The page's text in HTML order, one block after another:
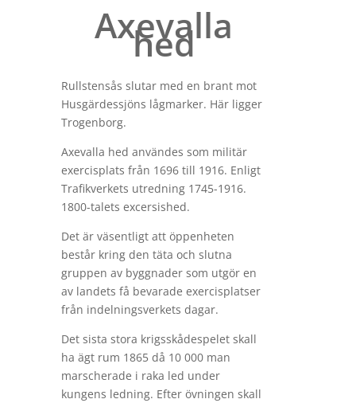
Axevalla
hed
Rullstensås slutar med en brant mot
Husgärdessjöns lågmarker. Här ligger
Trogenborg.
Axevalla hed användes som militär
exercisplats från 1696 till 1916. Enligt
Trafikverkets utredning 1745-1916.
1800-talets excersished.
Det är väsentligt att öppenheten
består kring den täta och slutna
gruppen av byggnader som utgör en
av landets få bevarade exercisplatser
från indelningsverkets dagar.
Det sista stora krigsskådespelet skall
ha ägt rum 1865 då 10 000 man
marscherade i raka led under
kungens ledning. Efter övningen skall